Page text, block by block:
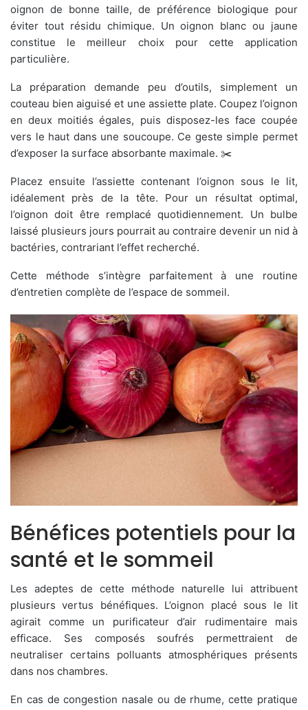
oignon de bonne taille, de préférence biologique pour
éviter tout résidu chimique. Un oignon blanc ou jaune
constitue le meilleur choix pour cette application
particulière.
La préparation demande peu d’outils, simplement un
couteau bien aiguisé et une assiette plate. Coupez l’oignon
en deux moitiés égales, puis disposez-les face coupée
vers le haut dans une soucoupe. Ce geste simple permet
d’exposer la surface absorbante maximale. ✂️
Placez ensuite l’assiette contenant l’oignon sous le lit,
idéalement près de la tête. Pour un résultat optimal,
l’oignon doit être remplacé quotidiennement. Un bulbe
laissé plusieurs jours pourrait au contraire devenir un nid à
bactéries, contrariant l’effet recherché.
Cette méthode s’intègre parfaitement à une routine
d’entretien complète de l’espace de sommeil.
Bénéfices potentiels pour la
santé et le sommeil
Les adeptes de cette méthode naturelle lui attribuent
plusieurs vertus bénéfiques. L’oignon placé sous le lit
agirait comme un purificateur d’air rudimentaire mais
efficace. Ses composés soufrés permettraient de
neutraliser certains polluants atmosphériques présents
dans nos chambres.
En cas de congestion nasale ou de rhume, cette pratique